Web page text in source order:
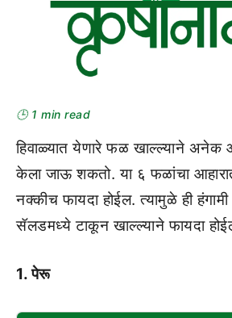
🕒 1 min read
हिवाळ्यात येणारे फळ खाल्ल्याने अनेक
केला जाऊ शकतो. या ६ फळांचा
नक्कीच फायदा होईल. त्यामुळे ही
सॅलडमध्ये टाकून खाल्ल्याने फायदा
1. पेरू